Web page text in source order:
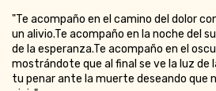
"Te acompaño en el camino del dolor
un alivio.Te acompaño en la noche del
de la esperanza.Te acompaño en el
mostrándote que al final se ve la luz de
tu penar ante la muerte deseando que